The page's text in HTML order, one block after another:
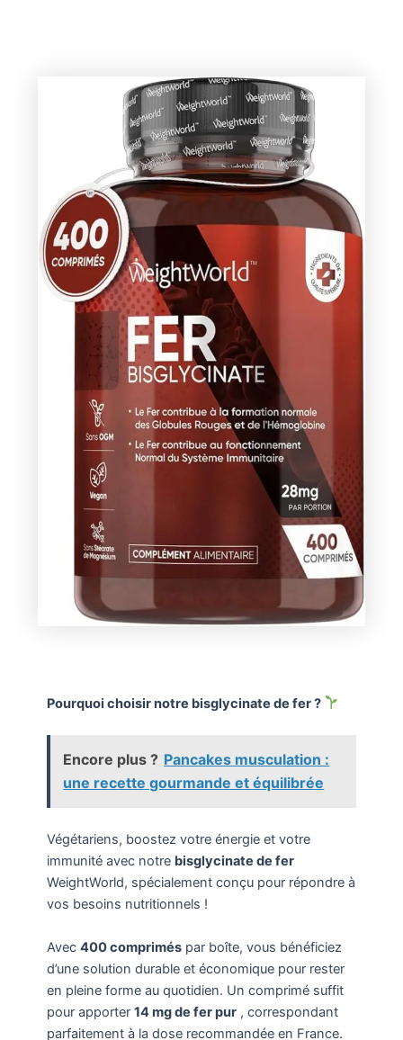
Pourquoi choisir notre bisglycinate de fer ?
Encore plus ? Pancakes musculation :
une recette gourmande et équilibrée
Végétariens, boostez votre énergie et votre
immunité avec notre bisglycinate de fer
WeightWorld, spécialement conçu pour répondre à
vos besoins nutritionnels !
Avec 400 compriméspar boîte, vous bénéficiez
d’une solution durable et économique pour rester
en pleine forme au quotidien. Un comprimé suffit
pour apporter 14 mg de fer pur, correspondant
parfaitement à la dose recommandée en France.